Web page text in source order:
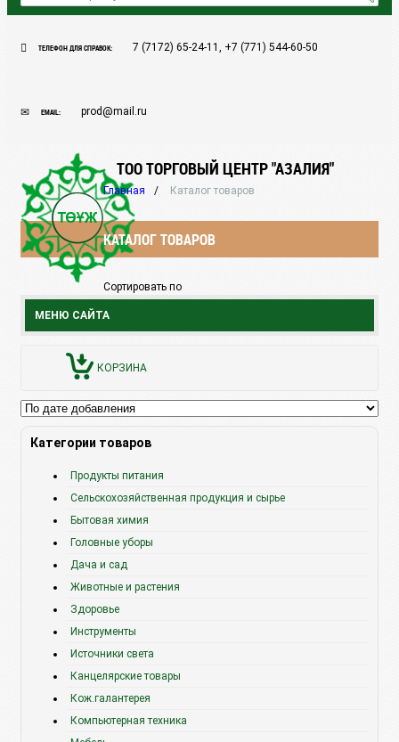
ТЕЛЕФОН ДЛЯ СПРАВОК: 7 (7172) 65-24-11, +7 (771) 544-60-50
EMAIL: prod@mail.ru
ТОО ТОРГОВЫЙ ЦЕНТР "АЗАЛИЯ"
МЕНЮ САЙТА
КОРЗИНА
Главная Каталог товаров
КАТАЛОГ ТОВАРОВ
Сортировать по
Категории товаров
Продукты питания
Сельскохозяйственная продукция и сырье
Бытовая химия
Головные уборы
Дача и сад
Животные и растения
Здоровье
Инструменты
Источники света
Канцелярские товары
Кож.галантерея
Компьютерная техника